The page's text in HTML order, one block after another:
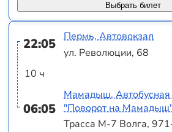
Выбрать билет
22:05
10 ч
06:05
Пермь, Автовокзал
ул. Революции, 68
Мамадыш, Автобусная
"Поворот на
Трасса М-7 Волга,